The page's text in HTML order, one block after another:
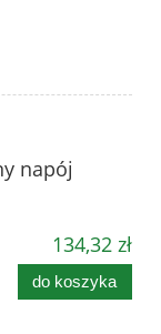
napój
134,32 zł
do koszyka